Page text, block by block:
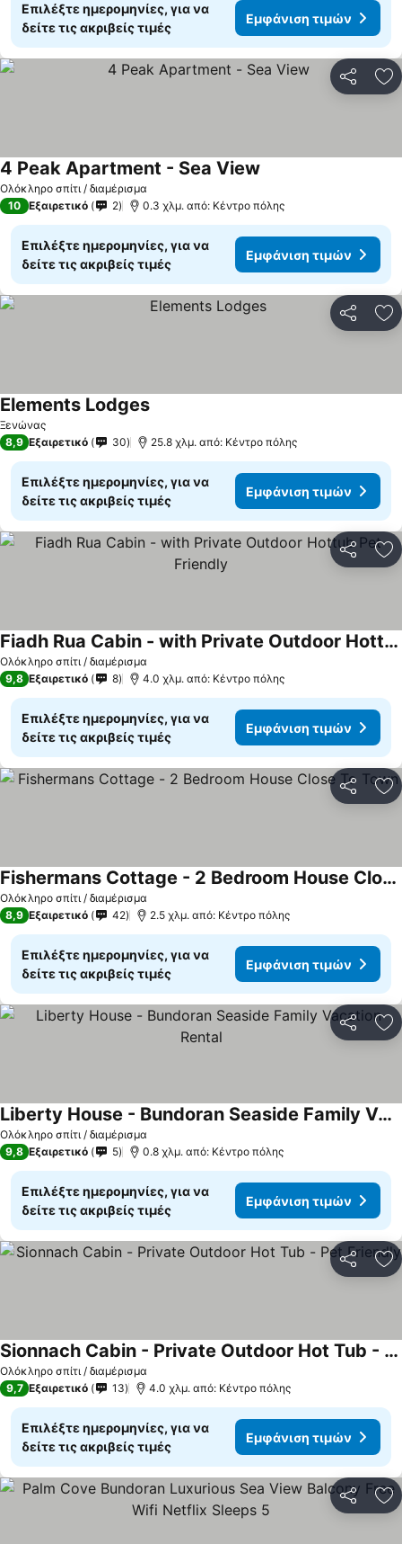
Επιλέξτε ημερομηνίες, για να
δείτε τις ακριβείς τιμές
Εμφάνιση τιμών
Ολόκληρο σπίτι / διαμέρισμα
4 Peak Apartment - Sea View
10 Εξαιρετικό 2 0.3 χλμ. από: Κέντρο πόλης
Επιλέξτε ημερομηνίες, για να
δείτε τις ακριβείς τιμές
Εμφάνιση τιμών
Ξενώνας
Elements LodgesΕμφάνιση τιμών
8,9 Εξαιρετικό 30 25.8 χλμ. από: Κέντρο πόλης
Επιλέξτε ημερομηνίες, για να
δείτε τις ακριβείς τιμές
Εμφάνιση τιμών
Ολόκληρο σπίτι / διαμέρισμα
Fiadh Rua Cabin - with Private Outdoor Hottub Pet Friendly
Εμφάνιση τιμών
9,8 Εξαιρετικό 8 4.0 χλμ. από: Κέντρο πόλης
Επιλέξτε ημερομηνίες, για να
δείτε τις ακριβείς τιμές
Εμφάνιση τιμών
Ολόκληρο σπίτι / διαμέρισμα
Fishermans Cottage - 2 Bedroom House Close To Town
Εμφάνιση τιμών
8,9 Εξαιρετικό 42 2.5 χλμ. από: Κέντρο πόλης
Επιλέξτε ημερομηνίες, για να
δείτε τις ακριβείς τιμές
Εμφάνιση τιμών
Ολόκληρο σπίτι / διαμέρισμα
Liberty House - Bundoran Seaside Family Vacation Rental
Εμφάνιση τιμών
9,8 Εξαιρετικό 5 0.8 χλμ. από: Κέντρο πόλης
Επιλέξτε ημερομηνίες, για να
δείτε τις ακριβείς τιμές
Εμφάνιση τιμών
Ολόκληρο σπίτι / διαμέρισμα
Sionnach Cabin - Private Outdoor Hot Tub - Pet Friendly
Εμφάνιση τιμών
9,7 Εξαιρετικό 13 4.0 χλμ. από: Κέντρο πόλης
Επιλέξτε ημερομηνίες, για να
δείτε τις ακριβείς τιμές
Εμφάνιση τιμών